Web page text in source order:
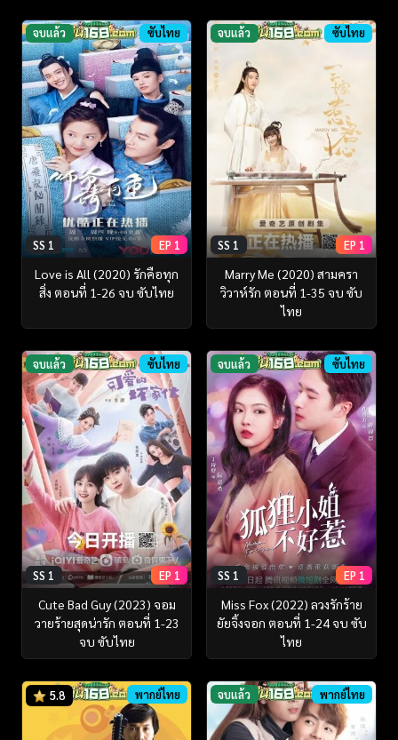
จบแล้ว ซับไทย
SS 1 EP 1
Love is All (2020) รักคือทุก
สิ่ง ตอนที่ 1-26 จบ ซับไทย
จบแล้ว ซับไทย
SS 1 EP 1
Marry Me (2020) สามครา
วิวาห์รัก ตอนที่ 1-35 จบ ซับ
ไทย
จบแล้ว ซับไทย
SS 1 EP 1
Cute Bad Guy (2023) จอม
วายร้ายสุดน่ารัก ตอนที่ 1-23
จบ ซับไทย
จบแล้ว ซับไทย
SS 1 EP 1
Miss Fox (2022) ลวงรักร้าย
ยัยจิ้งจอก ตอนที่ 1-24 จบ ซับ
ไทย
5.8 พากย์ไทย จบแล้ว พากย์ไทย